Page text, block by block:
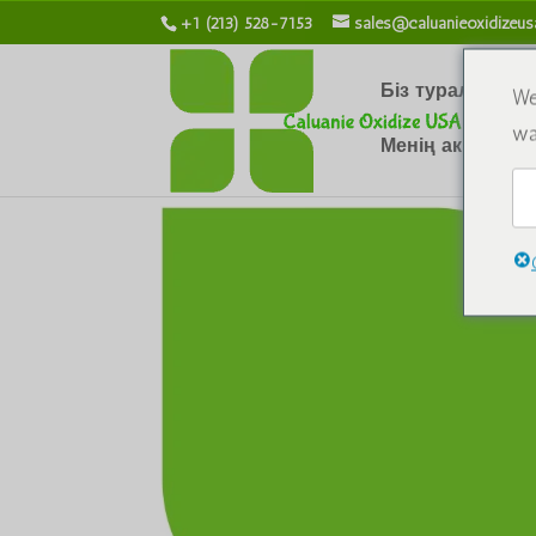
+1 (213) 528-7153
Біз туралы
Менің